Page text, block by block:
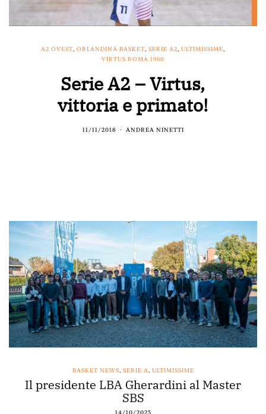
A2 OVEST, ORLANDINA BASKET, SERIE A2, ULTIMISSIME,
VIRTUS ROMA 1960
Serie A2 – Virtus,
vittoria e primato!
11/11/2018 ANDREA NINETTI
BASKET NEWS, SERIE A, ULTIMISSIME
Il presidente LBA Gherardini al Master
SBS